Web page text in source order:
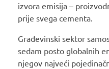
izvora emisija –
prije svega cementa.
Građevinski sektor
sedam posto globalnih
njegov najveći